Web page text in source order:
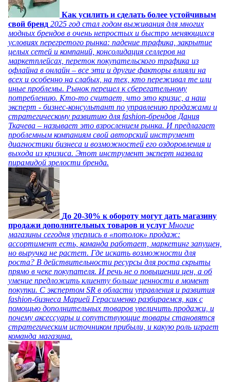
Как усилить и сделать более устойчивым
свой бренд 2025 год стал годом выживания для многих
модных брендов в очень непростых и быстро меняющихся
условиях перегретого рынка: падение трафика, закрытие
целых сетей и компаний, консолидация селлеров на
маркетплейсах, переток покупательского трафика из
офлайна в онлайн – все эти и другие факторы влияли на
всех и особенно на слабых, на тех, кто переживал те или
иные проблемы. Рынок перешел к сберегательному
потреблению. Кто-то считает, что это кризис, а наш
эксперт - бизнес-консультант по управлению продажами и
стратегическому развитию для fashion-брендов Дания
Ткачева – называет это взрослением рынка. И предлагает
проблемным компаниям свой авторский инструмент
диагностики бизнеса и возможностей его оздоровления и
выхода из кризиса. Этот инструмент эксперт назвала
пирамидой зрелости бренда.
До 20-30% к обороту могут дать магазину
продажи дополнительных товаров и услуг Многие
магазины сегодня уперлись в «потолок» продаж:
ассортимент есть, команда работает, маркетинг запущен,
но выручка не растет. Где искать возможности для
роста? В действительности ресурсы для роста скрыты
прямо в чеке покупателя. И речь не о повышении цен, а об
умение предложить клиенту больше ценности в момент
покупки. С экспертом SR в области управления и развития
fashion-бизнеса Марией Герасименко разбираемся, как с
помощью дополнительных товаров увеличить продажи, и
почему аксессуары и сопутствующие товары становятся
стратегическим источником прибыли, и какую роль играет
команда магазина.